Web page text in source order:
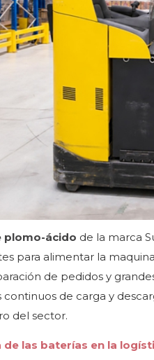
plomo-ácido de la marca
para alimentar la
de pedidos y
continuos de carga y
del sector.
de las baterías en la